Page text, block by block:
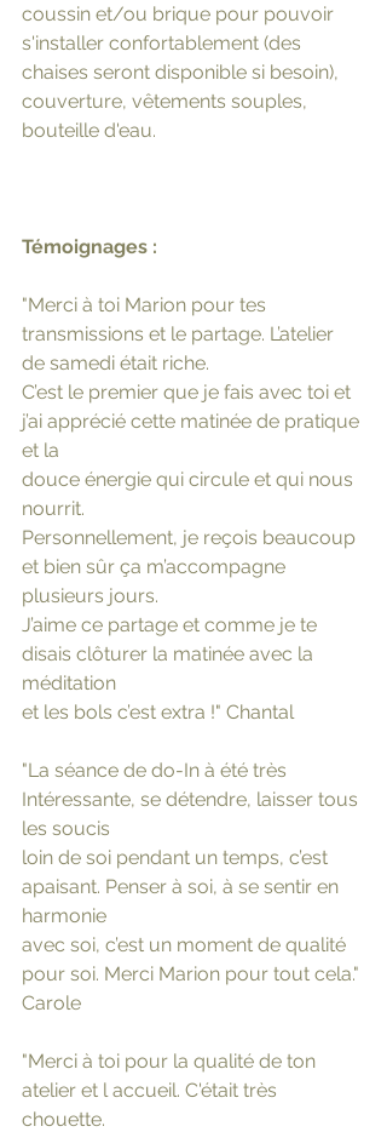
coussin et/ou brique pour pouvoir
s'installer confortablement (des
chaises seront disponible si besoin),
couverture, vêtements souples,
bouteille d'eau.
Témoignages :
"Merci à toi Marion pour tes
transmissions et le partage. L’atelier
de samedi était riche.
C’est le premier que je fais avec toi et
j’ai apprécié cette matinée de pratique
et la
douce énergie qui circule et qui nous
nourrit.
Personnellement, je reçois beaucoup
et bien sûr ça m’accompagne
plusieurs jours.
J’aime ce partage et comme je te
disais clôturer la matinée avec la
méditation
et les bols c’est extra !" Chantal
"La séance de do-In à été très
Intéressante, se détendre, laisser tous
les soucis
loin de soi pendant un temps, c’est
apaisant. Penser à soi, à se sentir en
harmonie
avec soi, c’est un moment de qualité
pour soi. Merci Marion pour tout cela."
Carole
"Merci à toi pour la qualité de ton
atelier et l accueil. C'était très
chouette.